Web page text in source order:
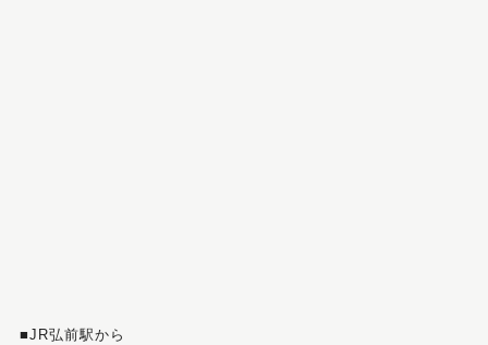
■JR弘前駅から